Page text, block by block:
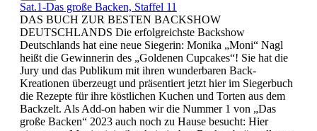
Sat.1-Das große Backen, Staffel 11
DAS BUCH ZUR BESTEN BACKSHOW
DEUTSCHLANDS Die erfolgreichste Backshow
Deutschlands hat eine neue Siegerin: Monika „Moni“ Nagl
heißt die Gewinnerin des „Goldenen Cupcakes“! Sie hat die
Jury und das Publikum mit ihren wunderbaren Back-
Kreationen überzeugt und präsentiert jetzt hier im Siegerbuch
die Rezepte für ihre köstlichen Kuchen und Torten aus dem
Backzelt. Als Add-on haben wir die Nummer 1 von „Das
große Backen“ 2023 auch noch zu Hause besucht: Hier